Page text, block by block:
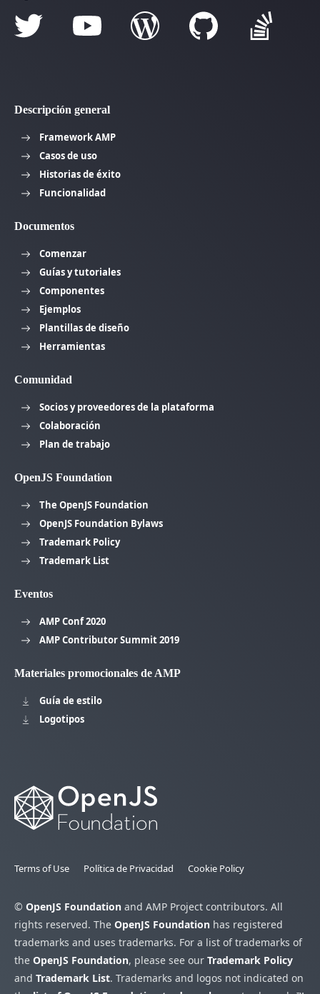
Descripción general
Framework AMP
Casos de uso
Historias de éxito
Funcionalidad
Documentos
Comenzar
Guías y tutoriales
Componentes
Ejemplos
Plantillas de diseño
Herramientas
Comunidad
Socios y proveedores de la plataforma
Colaboración
Plan de trabajo
OpenJS Foundation
The OpenJS Foundation
OpenJS Foundation Bylaws
Trademark Policy
Trademark List
Eventos
AMP Conf 2020
AMP Contributor Summit 2019
Materiales promocionales de AMP
Guía de estilo
Logotipos
Terms of Use Política de Privacidad Cookie Policy
© OpenJS Foundation and AMP Project contributors. All
rights reserved. The OpenJS Foundation has registered
trademarks and uses trademarks. For a list of trademarks of
the OpenJS Foundation, please see our Trademark Policy
and Trademark List. Trademarks and logos not indicated on